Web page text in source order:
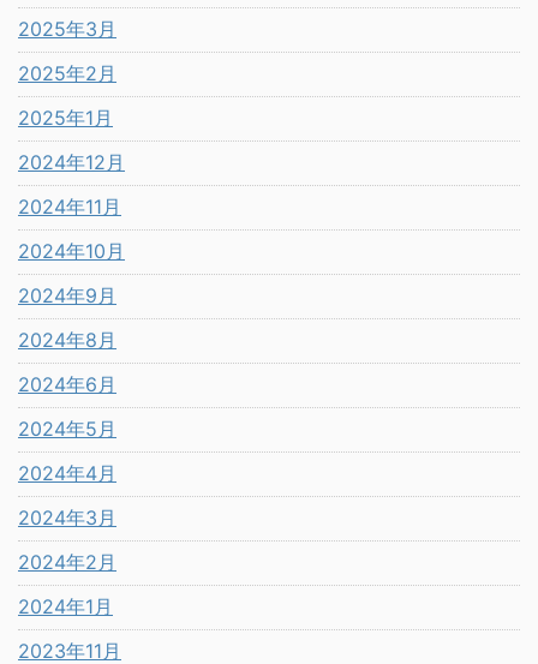
2025年3月
2025年2月
2025年1月
2024年12月
2024年11月
2024年10月
2024年9月
2024年8月
2024年6月
2024年5月
2024年4月
2024年3月
2024年2月
2024年1月
2023年11月